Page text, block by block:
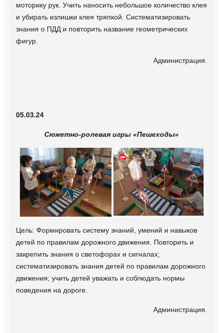
моторику рук. Учить наносить небольшое количество клея
и убирать излишки клея тряпкой. Систематизировать
знания о ПДД и повторить название геометрических
фигур.
Администрация.
05.03.24
Сюжетно-ролевая игры «Пешеходы»
Цель: Формировать систему знаний, умений и навыков
детей по правилам дорожного движения. Повторить и
закрепить знания о светофорах и сигналах;
систематизировать знания детей по правилам дорожного
движения; учить детей уважать и соблюдать нормы
поведения на дороге.
Администрация.